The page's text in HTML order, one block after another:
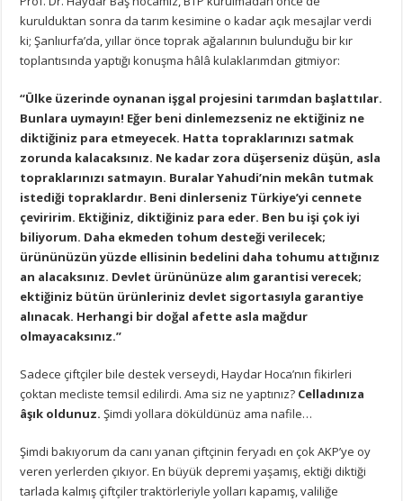
kurulduktan sonra da tarım kesimine o kadar açık mesajlar verdi
ki; Şanlıurfa’da, yıllar önce toprak ağalarının bulunduğu bir kır
toplantısında yaptığı konuşma hâlâ kulaklarımdan gitmiyor:
“Ülke üzerinde oynanan işgal projesini tarımdan başlattılar.
Bunlara uymayın! Eğer beni dinlemezseniz ne ektiğiniz ne
diktiğiniz para etmeyecek. Hatta topraklarınızı satmak
zorunda kalacaksınız. Ne kadar zora düşerseniz düşün, asla
topraklarınızı satmayın. Buralar Yahudi’nin mekân tutmak
istediği topraklardır. Beni dinlerseniz Türkiye’yi cennete
çeviririm. Ektiğiniz, diktiğiniz para eder. Ben bu işi çok iyi
biliyorum. Daha ekmeden tohum desteği verilecek;
ürününüzün yüzde ellisinin bedelini daha tohumu attığınız
an alacaksınız. Devlet ürününüze alım garantisi verecek;
ektiğiniz bütün ürünleriniz devlet sigortasıyla garantiye
alınacak. Herhangi bir doğal afette asla mağdur
olmayacaksınız.”
Sadece çiftçiler bile destek verseydi, Haydar Hoca’nın fikirleri
çoktan mecliste temsil edilirdi. Ama siz ne yaptınız? Celladınıza
âşık oldunuz. Şimdi yollara döküldünüz ama nafile…
Şimdi bakıyorum da canı yanan çiftçinin feryadı en çok AKP’ye oy
veren yerlerden çıkıyor. En büyük depremi yaşamış, ektiği diktiği
tarlada kalmış çiftçiler traktörleriyle yolları kapamış, valiliğe